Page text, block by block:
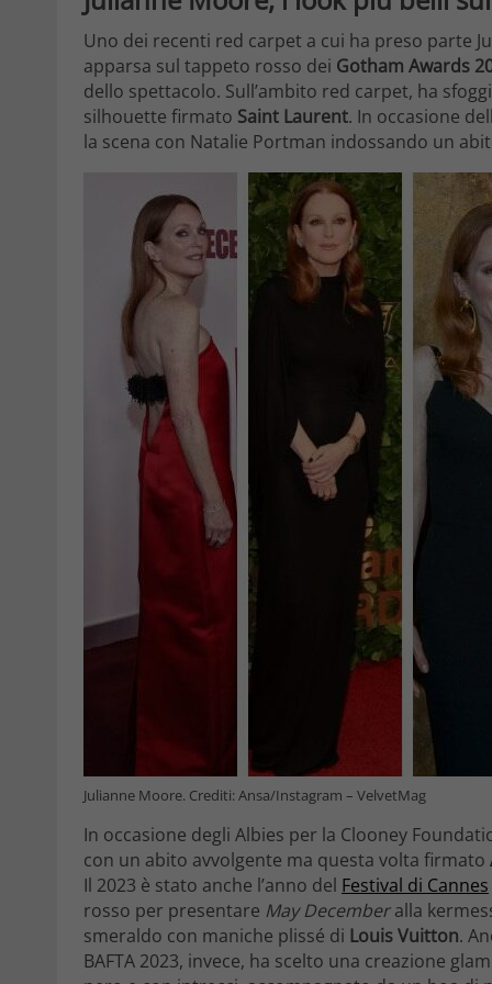
Uno dei recenti red carpet a cui ha preso parte
apparsa sul tappeto rosso dei Gotham Awards
dello spettacolo. Sull’ambito red carpet, ha
silhouette firmato Saint Laurent. In occasione
la scena con Natalie Portman indossando un
Julianne Moore. Crediti: Ansa/Instagram – VelvetMag
In occasione degli Albies per la Clooney
con un abito avvolgente ma questa volta firmato
Il 2023 è stato anche l’anno del Festival di Cannes
rosso per presentare May Decemberalla
smeraldo con maniche plissé di Louis Vuitton.
BAFTA 2023, invece, ha scelto una creazione